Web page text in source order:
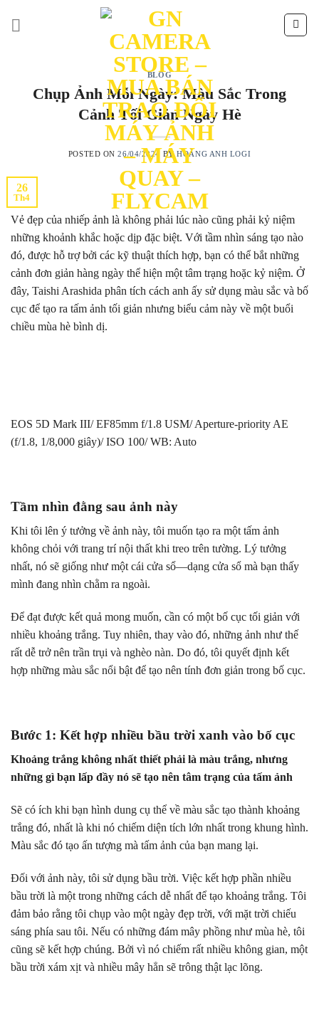
BLOG
Chụp Ảnh Mỗi Ngày: Màu Sắc Trong
Cảnh Tối Giản Ngày Hè
POSTED ON26/04/2024 BYHOÀNG ANH LOGI
26
Th4
Vẻ đẹp của nhiếp ảnh là không phải lúc nào cũng phải kỷ niệm
những khoảnh khắc hoặc dịp đặc biệt. Với tầm nhìn sáng tạo nào
đó, được hỗ trợ bởi các kỹ thuật thích hợp, bạn có thể bắt những
cảnh đơn giản hàng ngày thể hiện một tâm trạng hoặc kỷ niệm. Ở
đây, Taishi Arashida phân tích cách anh ấy sử dụng màu sắc và bố
cục để tạo ra tấm ảnh tối giản nhưng biểu cảm này về một buổi
chiều mùa hè bình dị.
EOS 5D Mark III/ EF85mm f/1.8 USM/ Aperture-priority AE
(f/1.8, 1/8,000 giây)/ ISO 100/ WB: Auto
Tầm nhìn đằng sau ảnh này
Khi tôi lên ý tưởng về ảnh này, tôi muốn tạo ra một tấm ảnh
không chỏi với trang trí nội thất khi treo trên tường. Lý tưởng
nhất, nó sẽ giống như một cái cửa sổ—dạng cửa sổ mà bạn thấy
mình đang nhìn chằm ra ngoài.
Để đạt được kết quả mong muốn, cần có một bố cục tối giản với
nhiều khoảng trắng. Tuy nhiên, thay vào đó, những ảnh như thế
rất dễ trở nên trần trụi và nghèo nàn. Do đó, tôi quyết định kết
hợp những màu sắc nổi bật để tạo nên tính đơn giản trong bố cục.
Bước 1: Kết hợp nhiều bầu trời xanh vào bố cục
Khoảng trắng không nhất thiết phải là màu trắng, nhưng
những gì bạn lấp đầy nó sẽ tạo nên tâm trạng của tấm ảnh
Sẽ có ích khi bạn hình dung cụ thể về màu sắc tạo thành khoảng
trắng đó, nhất là khi nó chiếm diện tích lớn nhất trong khung hình.
Màu sắc đó tạo ấn tượng mà tấm ảnh của bạn mang lại.
Đối với ảnh này, tôi sử dụng bầu trời. Việc kết hợp phần nhiều
bầu trời là một trong những cách dễ nhất để tạo khoảng trắng. Tôi
đảm bảo rằng tôi chụp vào một ngày đẹp trời, với mặt trời chiếu
sáng phía sau tôi. Nếu có những đám mây phồng như mùa hè, tôi
cũng sẽ kết hợp chúng. Bởi vì nó chiếm rất nhiều không gian, một
bầu trời xám xịt và nhiều mây hẳn sẽ trông thật lạc lõng.